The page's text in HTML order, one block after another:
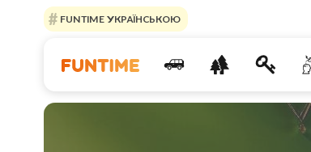
FUNTIME УКРАЇНСЬКОЮ